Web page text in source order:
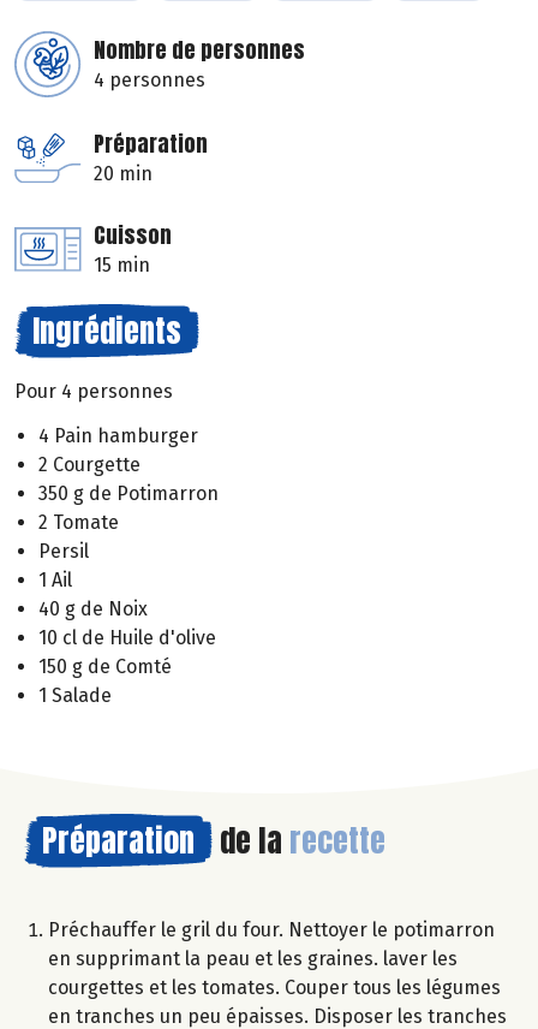
Nombre de personnes
4 personnes
Préparation
20 min
Cuisson
15 min
Ingrédients
Pour 4 personnes
4 Pain hamburger
2 Courgette
350 g de Potimarron
2 Tomate
Persil
1 Ail
40 g de Noix
10 cl de Huile d'olive
150 g de Comté
1 Salade
Préparation de la recette
Préchauffer le gril du four. Nettoyer le potimarron
en supprimant la peau et les graines. laver les
courgettes et les tomates. Couper tous les légumes
en tranches un peu épaisses. Disposer les tranches